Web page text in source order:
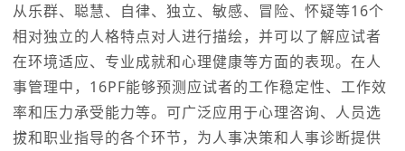
从乐群、聪慧、自律、独立、敏感、冒险、怀疑等16个
相对独立的人格特点对人进行描绘，并可以了解应试者
在环境适应、专业成就和心理健康等方面的表现。在人
事管理中，16PF能够预测应试者的工作稳定性、工作效
率和压力承受能力等。可广泛应用于心理咨询、人员选
拔和职业指导的各个环节，为人事决策和人事诊断提供